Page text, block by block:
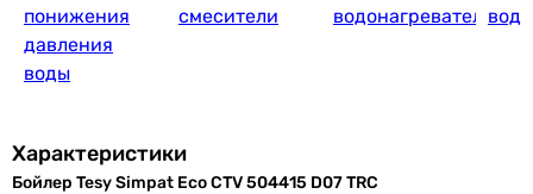
понижения
давления
воды
смесители
водонагревателей
Характеристики
Бойлер Tesy Simpat Eco CTV 504415 D07 TRC